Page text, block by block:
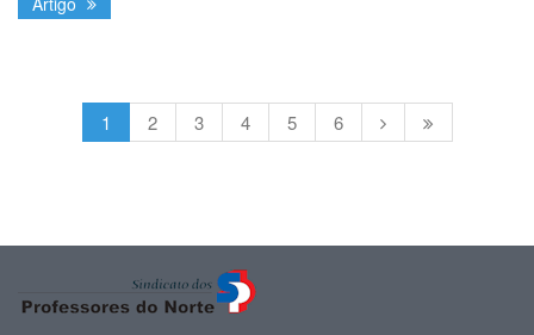
1 2 3 4 5 6